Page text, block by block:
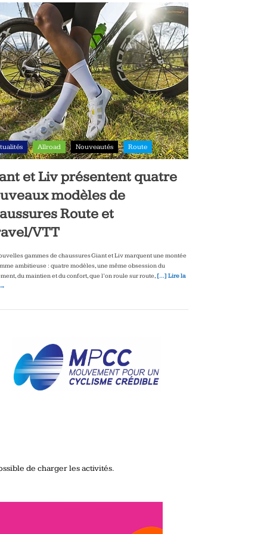
Allroad Nouveautés Route
et Liv présentent quatre
modèles de
Route et
VTT
gammes de chaussures Giant et Liv marquent une montée
ambitieuse : quatre modèles, une même obsession du
du maintien et du confort, que l’on roule sur route, […] Lire la
de charger les activités.